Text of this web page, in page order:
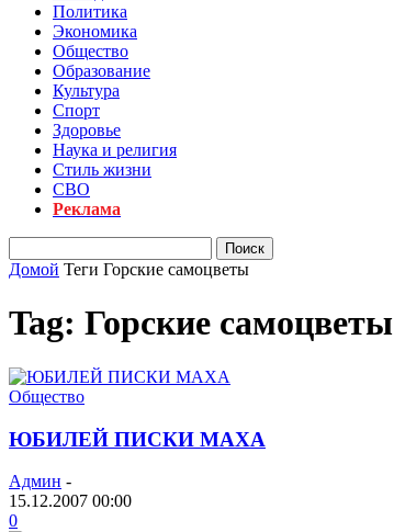
Политика
Экономика
Общество
Образование
Культура
Спорт
Здоровье
Наука и религия
Стиль жизни
СВО
Реклама
Домой Теги Горские самоцветы
Tag: Горские самоцветы
Общество
ЮБИЛЕЙ ПИСКИ МАХА
Админ -
15.12.2007 00:00
0